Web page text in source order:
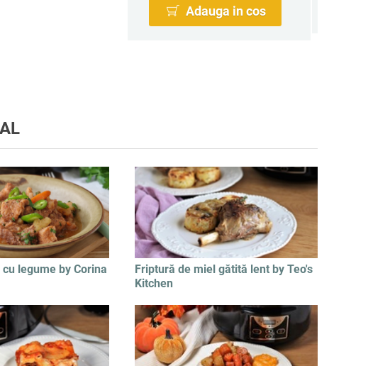
Adauga in cos
legume by Corina
Friptură de miel gătită lent by Teo's
Kitchen